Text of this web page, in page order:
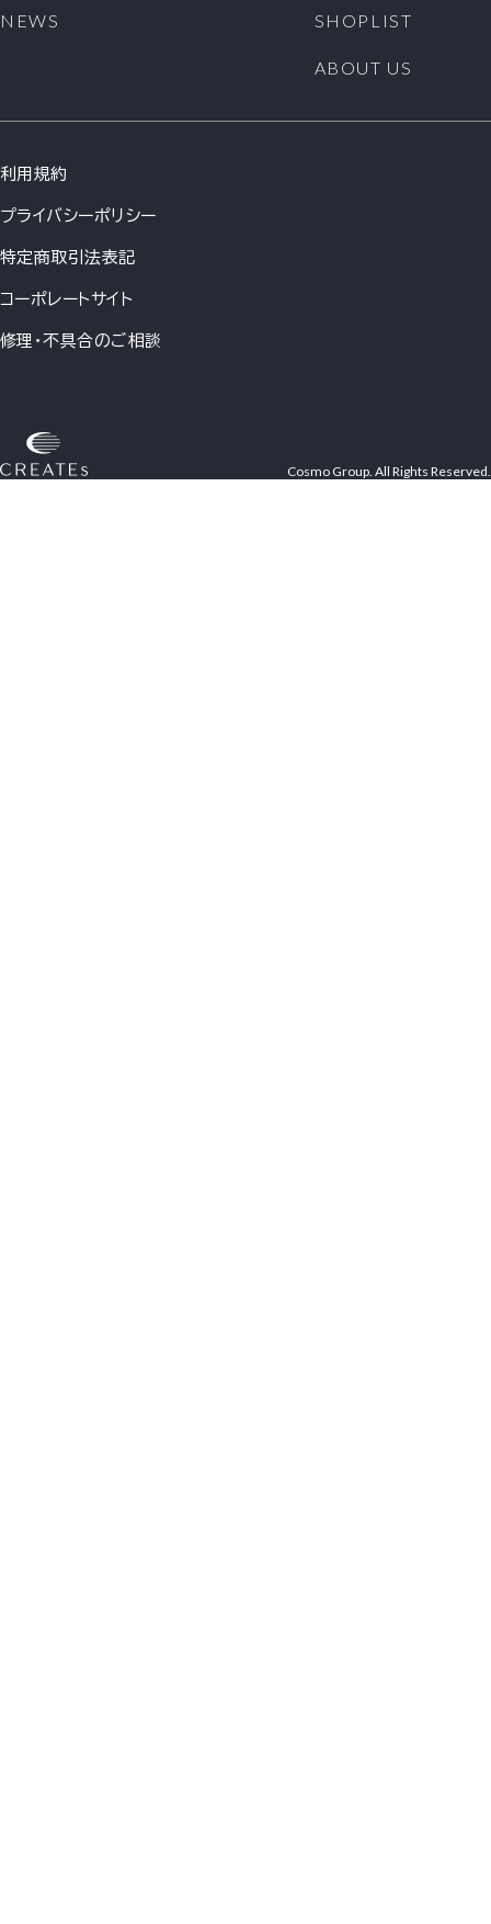
NEWS SHOPLIST
ABOUT US
利用規約
プライバシーポリシー
特定商取引法表記
コーポレートサイト
修理・不具合のご相談
Cosmo Group. All Rights Reserved.